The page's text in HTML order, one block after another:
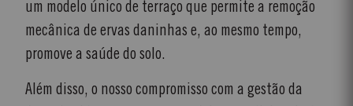
um modelo único de terraço que permite a remoção
mecânica de ervas daninhas e, ao mesmo tempo,
promove a saúde do solo.
Além disso, o nosso compromisso com a gestão da